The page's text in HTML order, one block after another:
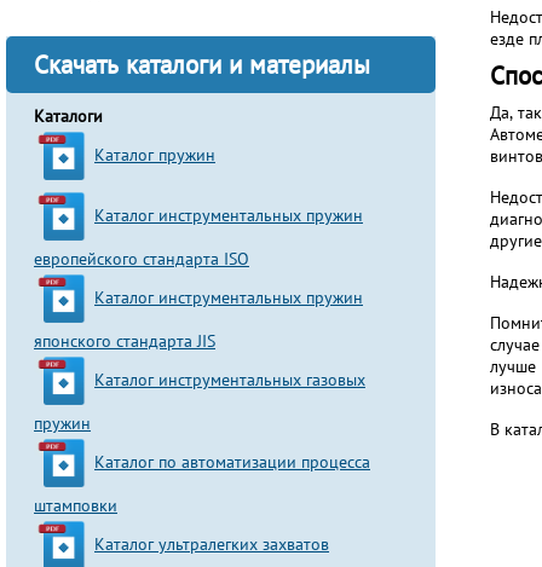
Скачать каталоги и материалы
Каталоги
Каталог пружин
Каталог инструментальных пружин
европейского стандарта ISO
Каталог инструментальных пружин
японского стандарта JIS
Каталог инструментальных газовых
пружин
Каталог по автоматизации процесса
штамповки
Каталог ультралегких захватов
езде
Да,
лучше
В